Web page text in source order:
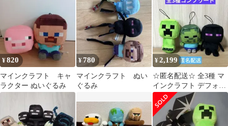
¥820
マインクラフト キャ
ラクター ぬいぐるみ
¥780
マインクラフト ぬい
ぐるみ
¥2,199
☆匿名配送☆ 全3種 マ
インクラフト デフォル
メ マスコット